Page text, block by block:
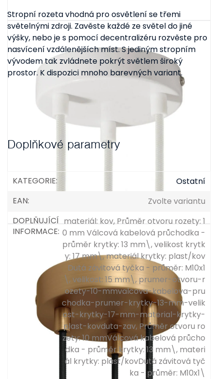
Stropní rozeta vhodná pro osvětlení se třemi
světelnými zdroji. Zavěste každé ze světel do jiné
výšky, nebo je s pomocí decentralizéru rozvěste pro
nasvícení vzdálenějších míst. S jediným stropním
vývodem tak zvládnete pokrýt světlem široký
prostor. K dispozici mnoho barevných variant.
Doplňkové parametry
KATEGORIE:
Ostatní
EAN:
Zvolte variantu
DOPLŇUJÍCÍ
INFORMACE:
materiál: kov, Průměr otvoru rozety: 1
0 mm Válcová kabelová průchodka -
průměr krytky: 13 mm\, velikost krytk
y: 17 mm\, materiál krytky: plast/kov
Dutá závitová tyčka - průměr: M10x1
\, velikost: 15 mm\, prumer-otvoru-r
ozety-10-mmvalcova-kabelova-pru
chodka-prumer-krytky-13-mm-velik
ost-krytky-17-mm-material-krytky-
plast-kovduta-zav, Průměr otvoru ro
zety: 10 mmVálcová kabelová průcho
dka - průměr krytky: 13 mm\, materi
ál krytky: plast/kovDutá závitová tyč
ka - průměr: M10x1\